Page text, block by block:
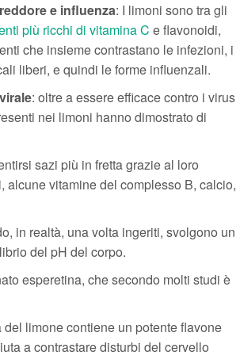
e influenza: I limoni sono tra gli
più ricchi di vitamina C e flavonoidi,
che insieme contrastano le infezioni, i
liberi, e quindi le forme influenzali.
: oltre a essere efficace contro i virus
nei limoni hanno dimostrato di
sazi più in fretta grazie al loro
alcune vitamine del complesso B, calcio,
in realtà, una volta ingeriti, svolgono un
del pH del corpo.
esperetina, che secondo molti studi è
del limone contiene un potente flavone
a contrastare disturbi del cervello